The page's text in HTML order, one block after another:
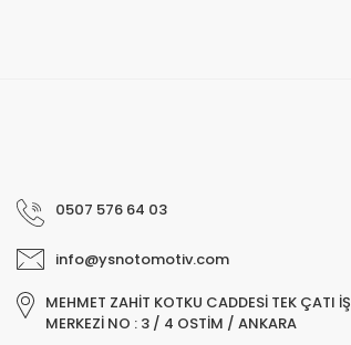
0507 576 64 03
info@ysnotomotiv.com
MEHMET ZAHİT KOTKU CADDESİ TEK ÇATI İŞ
MERKEZİ NO : 3 / 4 OSTİM / ANKARA